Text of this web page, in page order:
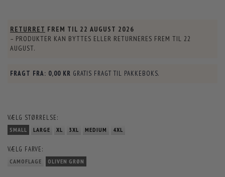
RETURRET FREM TIL 22 AUGUST 2026
– PRODUKTER KAN BYTTES ELLER RETURNERES FREM TIL 22
AUGUST.
FRAGT FRA: 0,00 KR GRATIS FRAGT TIL PAKKEBOKS.
VÆLG STØRRELSE:
SMALL LARGE XL 3XL MEDIUM 4XL
VÆLG FARVE:
CAMOFLAGE OLIVEN GRØN